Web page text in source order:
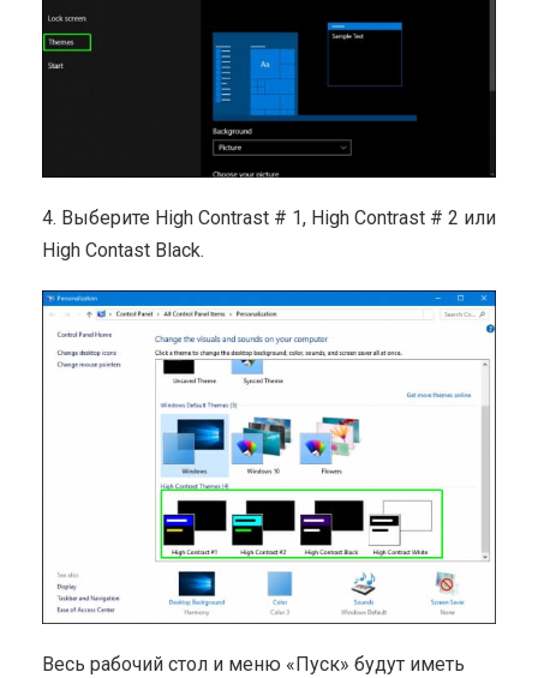
4. Выберите High Contrast # 1, High Contrast # 2 или
High Contast Black.
Весь рабочий стол и меню «Пуск» будут иметь